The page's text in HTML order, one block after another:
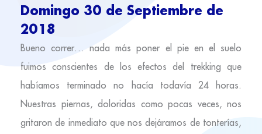
Domingo 30 de Septiembre de
2018
Bueno correr… nada más poner el pie en el suelo
fuimos conscientes de los efectos del trekking que
habíamos terminado no hacía todavía 24 horas.
Nuestras piernas, doloridas como pocas veces, nos
gritaron de inmediato que nos dejáramos de tonterías,